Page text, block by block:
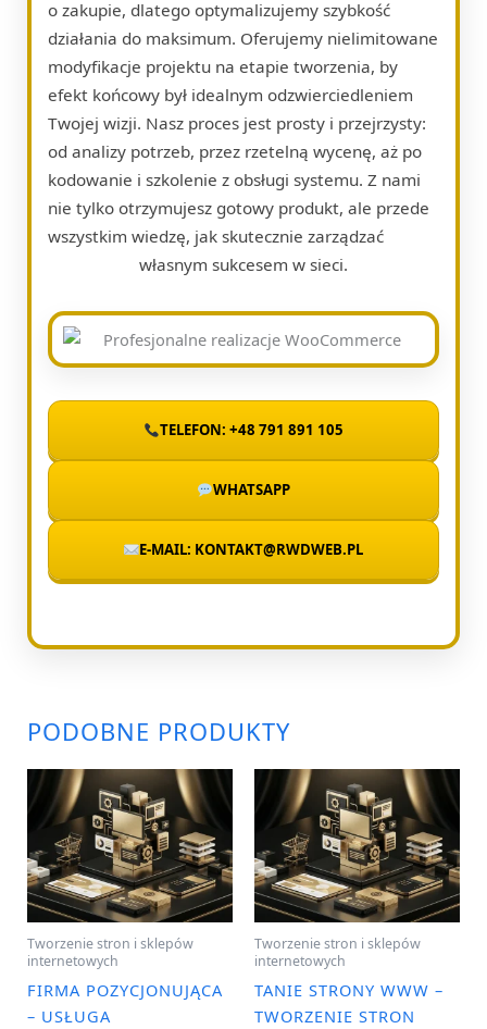
o zakupie, dlatego optymalizujemy szybkość
działania do maksimum. Oferujemy nielimitowane
modyfikacje projektu na etapie tworzenia, by
efekt końcowy był idealnym odzwierciedleniem
Twojej wizji. Nasz proces jest prosty i przejrzysty:
od analizy potrzeb, przez rzetelną wycenę, aż po
kodowanie i szkolenie z obsługi systemu. Z nami
nie tylko otrzymujesz gotowy produkt, ale przede
wszystkim wiedzę, jak skutecznie zarządzać
własnym sukcesem w sieci.
TELEFON: +48 791 891 105
WHATSAPP
E-MAIL: KONTAKT@RWDWEB.PL
PODOBNE PRODUKTY
Tworzenie stron i sklepów
internetowych
FIRMA POZYCJONUJĄCA
– USŁUGA
Tworzenie stron i sklepów
internetowych
TANIE STRONY WWW –
TWORZENIE STRON